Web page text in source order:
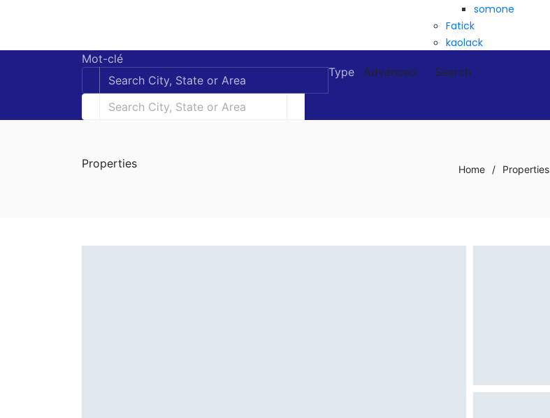
somone
Fatick
kaolack
Mot-clé
Type
Advanced Search
Properties Home / Properties